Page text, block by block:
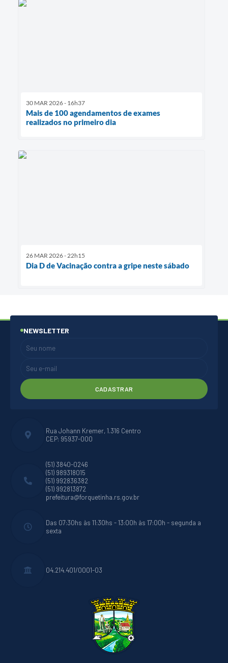
30 MAR 2026 - 16h37
Mais de 100 agendamentos de exames
realizados no primeiro dia
26 MAR 2026 - 22h15
Dia D de Vacinação contra a gripe neste sábado
Rua Johann Kremer, 1.316 Centro
CEP: 95937-000
(51) 3840-0246
(51) 989318015
(51) 992836382
(51) 992813872
prefeitura@forquetinha.rs.gov.br
Das 07:30hs às 11:30hs - 13:00h às 17:00h - segunda a
sexta
04.214.401/0001-03
NEWSLETTER
CADASTRAR